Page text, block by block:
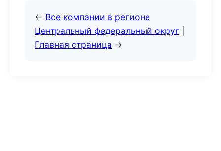
← Все компании в регионе
Центральный федеральный округ
Главная страница →